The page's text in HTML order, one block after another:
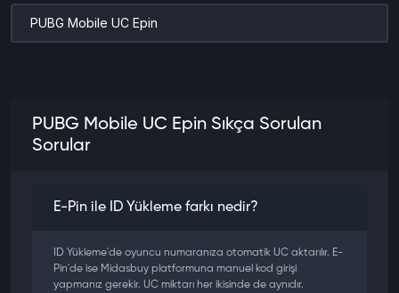
PUBG Mobile UC Epin
PUBG Mobile UC Epin Sıkça Sorulan
Sorular
E-Pin ile ID Yükleme farkı nedir?
ID Yükleme'de oyuncu numaranıza otomatik UC aktarılır. E-
Pin'de ise Midasbuy platformuna manuel kod girişi
yapmanız gerekir. UC miktarı her ikisinde de aynıdır.